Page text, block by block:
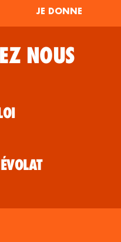
JE DONNE
NOUS